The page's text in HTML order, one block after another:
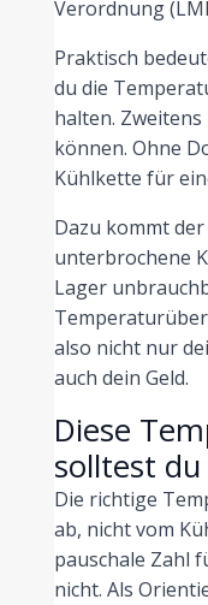
Verordnung
Praktisch
du die
halten. Zweitens
können. Ohne
Kühlkette für
Dazu kommt
unterbrochene
Lager
also nicht nur
auch dein Geld.
Diese
solltest
Die richtige
ab, nicht vom
pauschale Zahl
nicht. Als